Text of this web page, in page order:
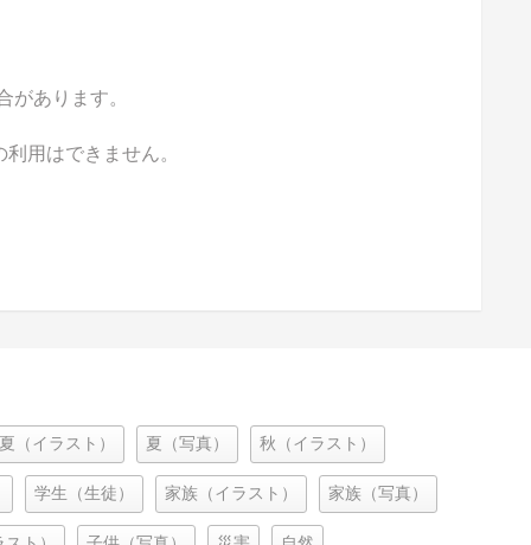
あります。
用はできません。
夏（イラスト） 夏（写真） 秋（イラスト）
学生（生徒） 家族（イラスト） 家族（写真）